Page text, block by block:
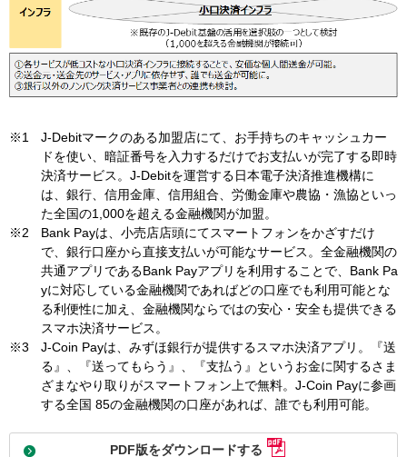
※1
J-Debitマークのある加盟店にて、お手持ちのキャッシュカー
ドを使い、暗証番号を入力するだけでお支払いが完了する即時
決済サービス。J-Debitを運営する日本電子決済推進機構に
は、銀行、信用金庫、信用組合、労働金庫や農協・漁協といっ
た全国の1,000を超える金融機関が加盟。
※2
Bank Payは、小売店店頭にてスマートフォンをかざすだけ
で、銀行口座から直接支払いが可能なサービス。全金融機関の
共通アプリであるBank Payアプリを利用することで、Bank Pa
yに対応している金融機関であればどの口座でも利用可能とな
る利便性に加え、金融機関ならではの安心・安全も提供できる
スマホ決済サービス。
※3
J-Coin Payは、みずほ銀行が提供するスマホ決済アプリ。『送
る』、『送ってもらう』、『支払う』というお金に関するさま
ざまなやり取りがスマートフォン上で無料。J-Coin Payに参画
する全国 85の金融機関の口座があれば、誰でも利用可能。
PDF版をダウンロードする